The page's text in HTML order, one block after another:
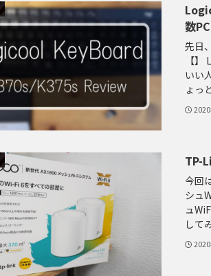
数
先日
【
いい
ょっ
TP-
今回
シュ
ュ
して